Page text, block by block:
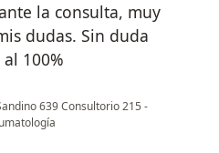
la consulta, muy
dudas. Sin duda
100%
639 Consultorio 215 -
Pinto